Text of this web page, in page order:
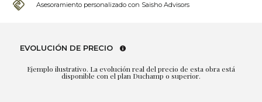
Asesoramiento personalizado con Saisho Advisors
EVOLUCIÓN DE PRECIO
Ejemplo ilustrativo. La evolución real del precio de esta obra está
disponible con el plan Duchamp o superior.